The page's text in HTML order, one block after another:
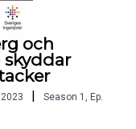
och
skyddar
| Season 1
Ep.